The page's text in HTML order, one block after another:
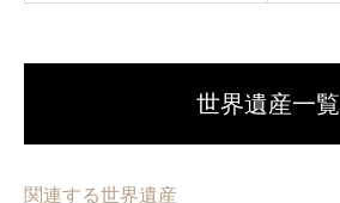
世界遺産一覧
関連する世界遺産